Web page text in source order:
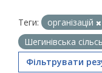
Теги: організацій
Шегинівська
Фільтрувати